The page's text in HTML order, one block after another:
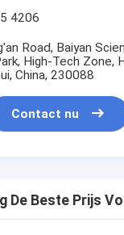
4206
Road, Baiyan
High-Tech Zone,
China, 230088
Contact nu
De Beste Prijs